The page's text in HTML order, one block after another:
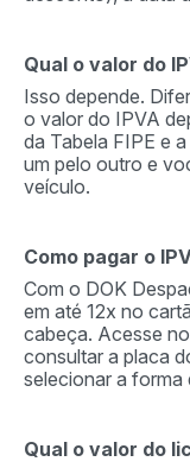
Qual o valor do
Isso depende.
o valor do IPVA
da Tabela FIPE e
um pelo outro e
veículo.
Como pagar o
Com o DOK
em até 12x no
cabeça. Acesse
consultar a placa
selecionar a forma
Qual o valor do